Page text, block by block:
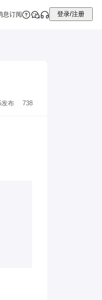
息订阅 登录/注册
发布 738